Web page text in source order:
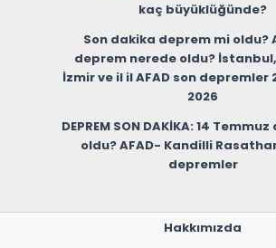
kaç büyüklüğünde?
Son dakika deprem mi oldu?
deprem nerede oldu?
İzmir ve il il AFAD son depremler
2026
DEPREM SON DAKİKA: 14
oldu? AFAD- Kandilli
depremler
Hakkımızda